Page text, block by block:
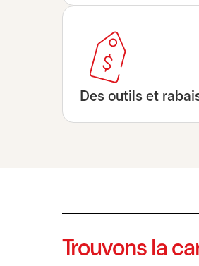
Des outils et
Trouvons la